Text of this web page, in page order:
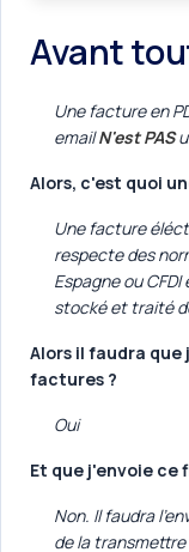
Avant
Une facture en
emailN'est PAS
Alors, c'est quoi
Une facture
respecte des
Espagne ou
stocké et traité
Alors il faudra
factures ?
Oui
Et que j'envoie ce
Non. Il faudra
de la transmettre